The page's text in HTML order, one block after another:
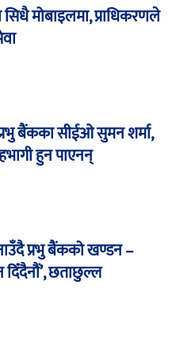
मोबाइलमा, प्राधिकरणले
बैंकका सीईओ सुमन शर्मा,
हुन पाएनन्
प्रभु बैंकको खण्डन –
दिँदैनौं’, छताछुल्ल